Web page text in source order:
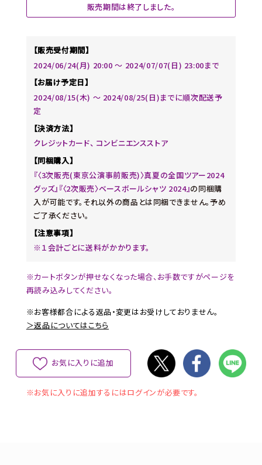
販売期間は終了しました。
【販売受付期間】
2024/06/24(月) 20:00 〜 2024/07/07(日) 23:00まで
【お届け予定日】
2024/08/15(木) 〜 2024/08/25(日)までに順次配送予
定
【決済方法】
クレジットカード、 コンビニエンスストア
【同梱購入】
『〈3次販売(東京公演事前販売)〉真夏の全国ツアー2024
グッズ』『〈2次販売〉ベースボールシャツ 2024』の同梱購
入が可能です。それ以外の商品とは同梱できません。予め
ご了承ください。
【注意事項】
※１会計ごとに送料がかかります。
※カートボタンが押せなくなった場合、お手数ですがページを
再読み込みしてください。
※お客様都合による返品・変更はお受けしておりません。
＞返品についてはこちら
お気に入りに追加
※お気に入りに追加するにはログインが必要です。